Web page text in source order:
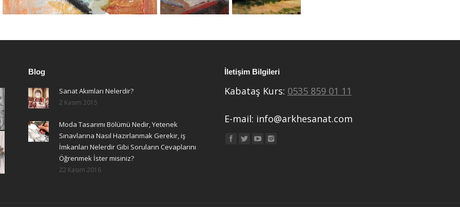
Blog
Sanat Akımları Nelerdir?
2 Kasım 2015
Moda Tasarımı Bölümü Nedir, Yetenek
Sınavlarına Nasıl Hazırlanmak Gerekir, iş
İmkanları Nelerdir Gibi Soruların Cevaplarını
Öğrenmek İster misiniz?
22 Kasım 2016
İletişim Bilgileri
Kabataş Kurs: 0535 859 01 11
E-mail: info@arkhesanat.com
Find us on: